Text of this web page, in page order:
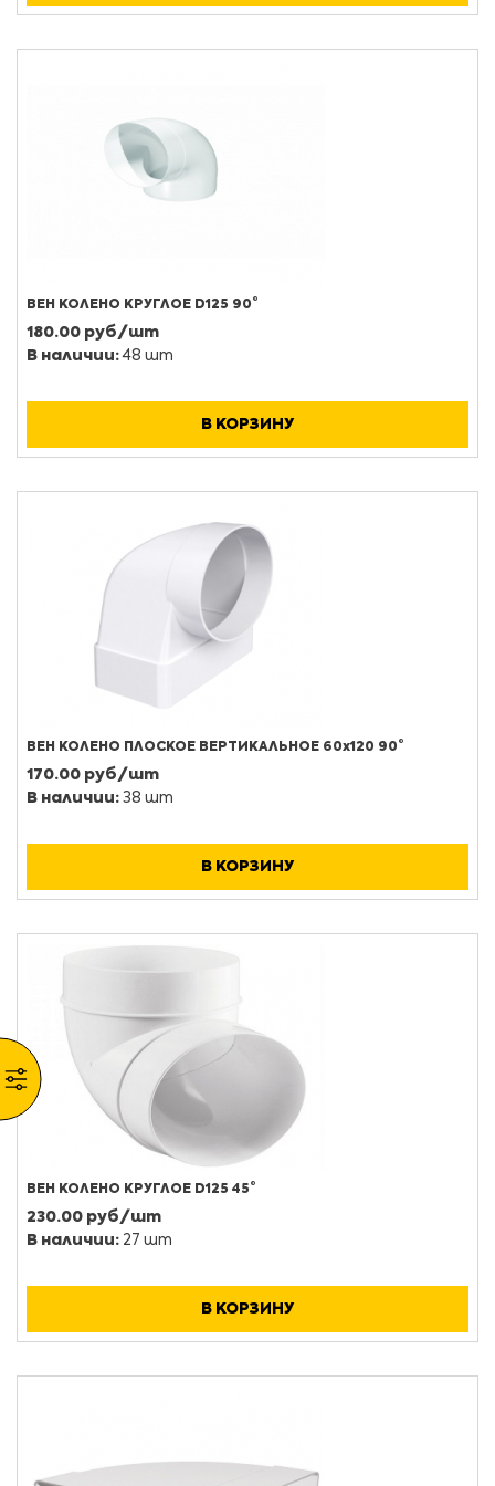
ВЕН КОЛЕНО КРУГЛОЕ D125 90°
180.00 руб/шт
В наличии:48 шт
В КОРЗИНУ
ВЕН КОЛЕНО ПЛОСКОЕ ВЕРТИКАЛЬНОЕ 60х120 90°
170.00 руб/шт
В наличии: 38 шт
В КОРЗИНУ
ВЕН КОЛЕНО КРУГЛОЕ D125 45°
230.00 руб/шт
В наличии: 27 шт
В КОРЗИНУ